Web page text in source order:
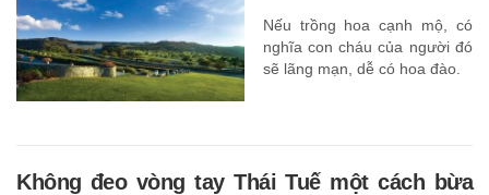
Nếu trồng hoa cạnh mộ, có
nghĩa con cháu của người đó
sẽ lãng mạn, dễ có hoa đào.
Không đeo vòng tay Thái Tuế một cách bừa